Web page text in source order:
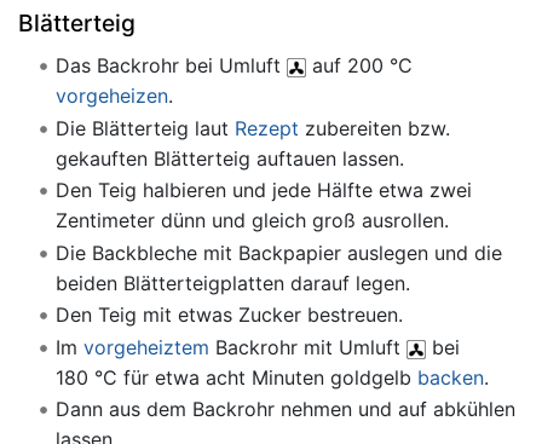
Blätterteig
Das Backrohr bei Umluft
auf 200 °C
vorgeheizen.
Die Blätterteig laut Rezept zubereiten bzw.
gekauften Blätterteig auftauen lassen.
Den Teig halbieren und jede Hälfte etwa zwei
Zentimeter dünn und gleich groß ausrollen.
Die Backbleche mit Backpapier auslegen und die
beiden Blätterteigplatten darauf legen.
Den Teig mit etwas Zucker bestreuen.
Im vorgeheiztem Backrohr mit Umluft
bei
180 °C für etwa acht Minuten goldgelb backen.
Dann aus dem Backrohr nehmen und auf abkühlen